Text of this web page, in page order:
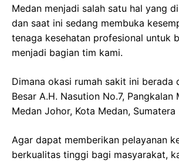
Medan menjadi salah satu hal yang
dan saat ini sedang membuka
tenaga kesehatan profesional untuk
menjadi bagian tim kami.
Dimana okasi rumah sakit ini berada
Besar A.H. Nasution No.7, Pangkalan
Medan Johor, Kota Medan,
Agar dapat memberikan pelayanan
berkualitas tinggi bagi masyarakat,